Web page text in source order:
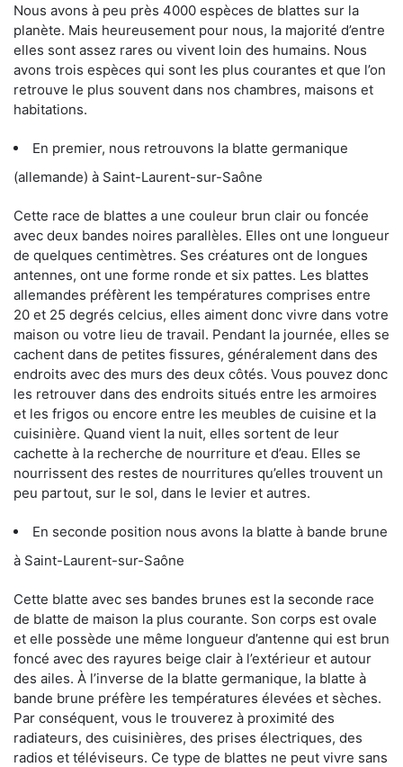
Nous avons à peu près 4000 espèces de blattes sur la
planète. Mais heureusement pour nous, la majorité d’entre
elles sont assez rares ou vivent loin des humains. Nous
avons trois espèces qui sont les plus courantes et que l’on
retrouve le plus souvent dans nos chambres, maisons et
habitations.
En premier, nous retrouvons la blatte germanique
(allemande) à Saint-Laurent-sur-Saône
Cette race de blattes a une couleur brun clair ou foncée
avec deux bandes noires parallèles. Elles ont une longueur
de quelques centimètres. Ses créatures ont de longues
antennes, ont une forme ronde et six pattes. Les blattes
allemandes préfèrent les températures comprises entre
20 et 25 degrés celcius, elles aiment donc vivre dans votre
maison ou votre lieu de travail. Pendant la journée, elles se
cachent dans de petites fissures, généralement dans des
endroits avec des murs des deux côtés. Vous pouvez donc
les retrouver dans des endroits situés entre les armoires
et les frigos ou encore entre les meubles de cuisine et la
cuisinière. Quand vient la nuit, elles sortent de leur
cachette à la recherche de nourriture et d’eau. Elles se
nourrissent des restes de nourritures qu’elles trouvent un
peu partout, sur le sol, dans le levier et autres.
En seconde position nous avons la blatte à bande brune
à Saint-Laurent-sur-Saône
Cette blatte avec ses bandes brunes est la seconde race
de blatte de maison la plus courante. Son corps est ovale
et elle possède une même longueur d’antenne qui est brun
foncé avec des rayures beige clair à l’extérieur et autour
des ailes. À l’inverse de la blatte germanique, la blatte à
bande brune préfère les températures élevées et sèches.
Par conséquent, vous le trouverez à proximité des
radiateurs, des cuisinières, des prises électriques, des
radios et téléviseurs. Ce type de blattes ne peut vivre sans